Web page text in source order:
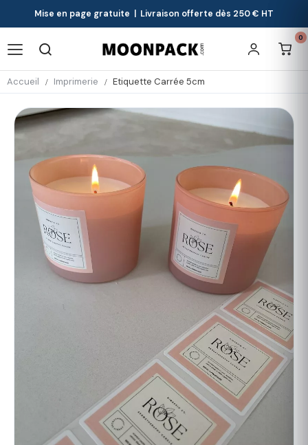
Mise en page gratuite | Livraison offerte dès 250 € HT
0
Accueil Imprimerie Etiquette Carrée 5cm